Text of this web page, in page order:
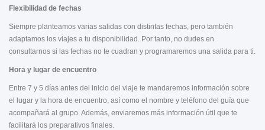
Flexibilidad de fechas
Siempre planteamos varias salidas con distintas fechas, pero también
adaptamos los viajes a tu disponibilidad. Por tanto, no dudes en
consultarnos si las fechas no te cuadran y programaremos una salida para ti.
Hora y lugar de encuentro
Entre 7 y 5 días antes del inicio del viaje te mandaremos información sobre
el lugar y la hora de encuentro, así como el nombre y teléfono del guía que
acompañará al grupo. Además, enviaremos más información útil que te
facilitará los preparativos finales.